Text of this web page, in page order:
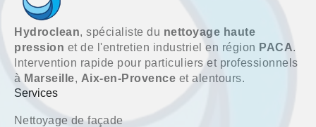
Hydroclean, spécialiste du nettoyage haute
pression et de l'entretien industriel en région PACA.
Intervention rapide pour particuliers et professionnels
à Marseille, Aix-en-Provence et alentours.
Services
Nettoyage de façade